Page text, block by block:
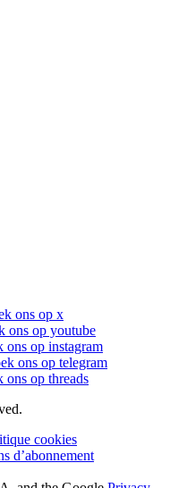
ons op x
ons op youtube
ons op instagram
ons op telegram
ons op threads
cookies
d’abonnement